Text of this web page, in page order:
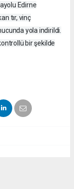
Edirne
tır, vinç
yola indirildi.
bir şekilde